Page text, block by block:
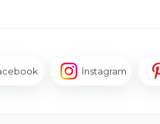
İnstagram